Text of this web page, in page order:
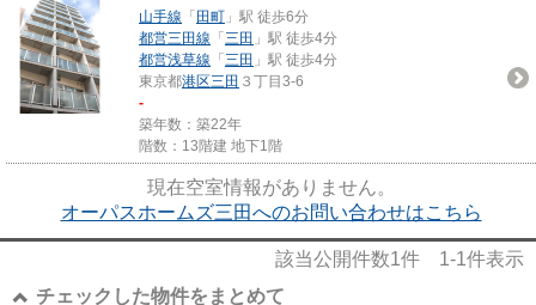
山手線 「田町 」駅 徒歩6分
都営三田線 「三田 」駅 徒歩4分
都営浅草線 「三田 」駅 徒歩4分
東京都港区三田 ３丁目3-6
-
築年数：築22年
階数：13階建 地下1階
現在空室情報がありません。
オーパスホームズ三田へのお問い合わせはこちら
該当公開件数1件 1-1件表示
チェックした物件をまとめて